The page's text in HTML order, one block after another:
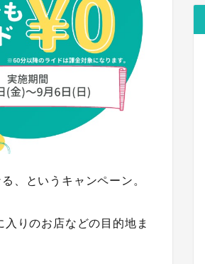
、というキャンペーン。
りのお店などの目的地ま